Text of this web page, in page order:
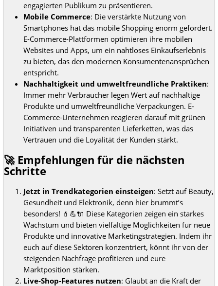
engagierten Publikum zu präsentieren.
Mobile Commerce: Die verstärkte Nutzung von
Smartphones hat das mobile Shopping enorm gefördert.
E-Commerce-Plattformen optimieren ihre mobilen
Websites und Apps, um ein nahtloses Einkaufserlebnis
zu bieten, das den modernen Konsumentenansprüchen
entspricht.
Nachhaltigkeit und umweltfreundliche Praktiken:
Immer mehr Verbraucher legen Wert auf nachhaltige
Produkte und umweltfreundliche Verpackungen. E-
Commerce-Unternehmen reagieren darauf mit grünen
Initiativen und transparenten Lieferketten, was das
Vertrauen und die Loyalität der Kunden stärkt.
🚀 Empfehlungen für die nächsten
Schritte
Jetzt in Trendkategorien einsteigen: Setzt auf Beauty,
Gesundheit und Elektronik, denn hier brummt’s
besonders! 💄💪🔌 Diese Kategorien zeigen ein starkes
Wachstum und bieten vielfältige Möglichkeiten für neue
Produkte und innovative Marketingstrategien. Indem ihr
euch auf diese Sektoren konzentriert, könnt ihr von der
steigenden Nachfrage profitieren und eure
Marktposition stärken.
Live-Shop-Features nutzen: Glaubt an die Kraft der